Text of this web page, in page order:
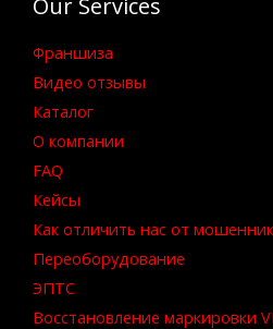
Франшиза
Видео отзывы
Каталог
О компании
FAQ
Кейсы
Как отличить нас от
Переоборудование
ЭПТС
Восстановление маркировки